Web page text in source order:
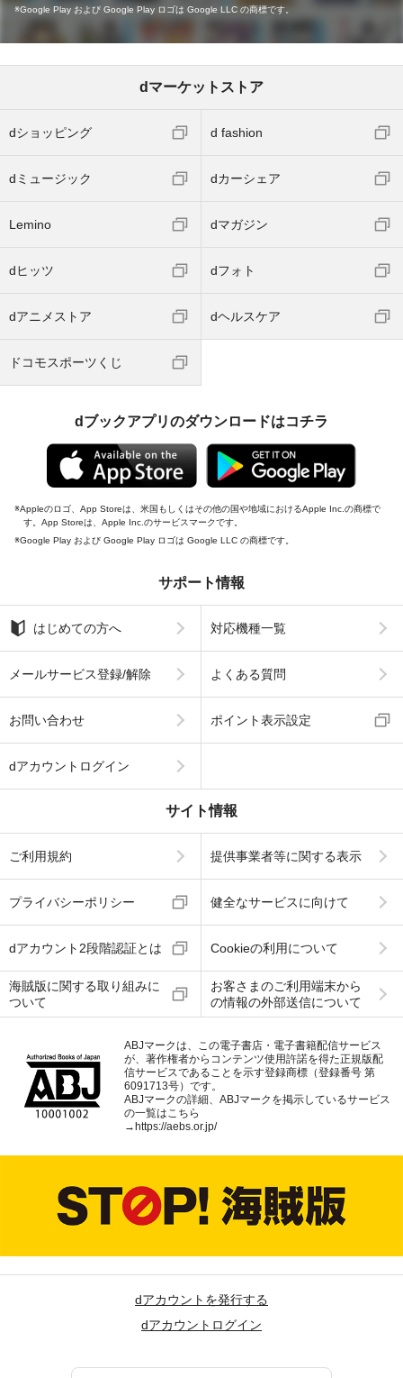
Google Play および Google Play ロゴは Google LLC の商標です。
dマーケットストア
dショッピング d fashion
dミュージック dカーシェア
Lemino dマガジン
dヒッツ dフォト
dアニメストア dヘルスケア
ドコモスポーツくじ
dブックアプリのダウンロードはコチラ
Appleのロゴ、App Storeは、米国もしくはその他の国や地域におけるApple Inc.の商標で
す。App Storeは、Apple Inc.のサービスマークです。
Google Play および Google Play ロゴは Google LLC の商標です。
サポート情報
はじめての方へ 対応機種一覧
メールサービス登録/解除 よくある質問
お問い合わせ ポイント表示設定
dアカウントログイン
サイト情報
ご利用規約 提供事業者等に関する表示
プライバシーポリシー 健全なサービスに向けて
dアカウント2段階認証とは Cookieの利用について
海賊版に関する取り組みに
ついて
お客さまのご利用端末から
の情報の外部送信について
ABJマークは、この電子書店・電子書籍配信サービス
が、著作権者からコンテンツ使用許諾を得た正規版配
信サービスであることを示す登録商標（登録番号 第
6091713号）です。
ABJマークの詳細、ABJマークを掲示しているサービス
の一覧はこちら
→ https://aebs.or.jp/
dアカウントを発行する
dアカウントログイン